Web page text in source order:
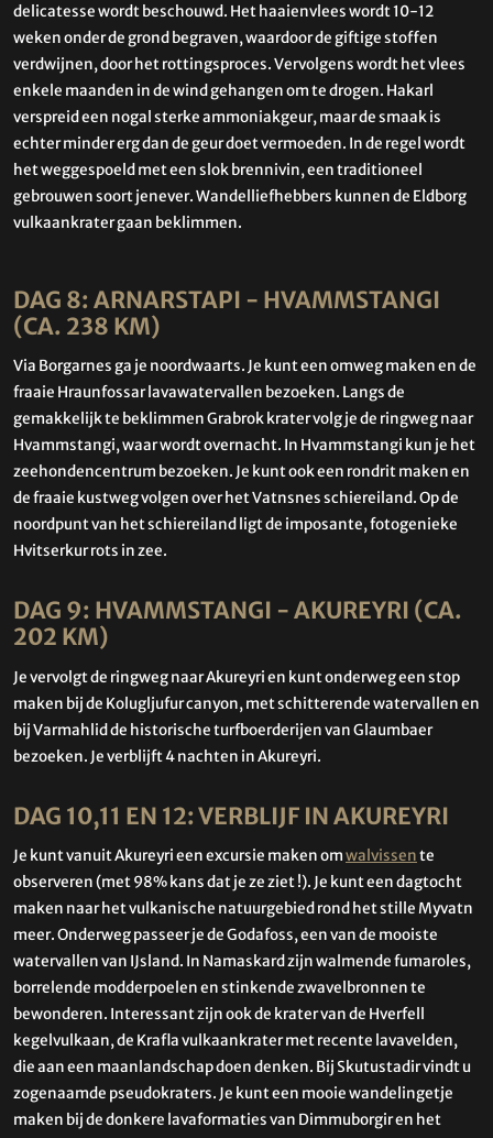
delicatesse wordt beschouwd. Het haaienvlees wordt 10-12
weken onder de grond begraven, waardoor de giftige stoffen
verdwijnen, door het rottingsproces. Vervolgens wordt het vlees
enkele maanden in de wind gehangen om te drogen. Hakarl
verspreid een nogal sterke ammoniakgeur, maar de smaak is
echter minder erg dan de geur doet vermoeden. In de regel wordt
het weggespoeld met een slok brennivin, een traditioneel
gebrouwen soort jenever. Wandelliefhebbers kunnen de Eldborg
vulkaankrater gaan beklimmen.
DAG 8: ARNARSTAPI - HVAMMSTANGI
(CA. 238 KM)
Via Borgarnes ga je noordwaarts. Je kunt een omweg maken en de
fraaie Hraunfossar lavawatervallen bezoeken. Langs de
gemakkelijk te beklimmen Grabrok krater volg je de ringweg naar
Hvammstangi, waar wordt overnacht. In Hvammstangi kun je het
zeehondencentrum bezoeken. Je kunt ook een rondrit maken en
de fraaie kustweg volgen over het Vatnsnes schiereiland. Op de
noordpunt van het schiereiland ligt de imposante, fotogenieke
Hvitserkur rots in zee.
DAG 9: HVAMMSTANGI - AKUREYRI (CA.
202 KM)
Je vervolgt de ringweg naar Akureyri en kunt onderweg een stop
maken bij de Kolugljufur canyon, met schitterende watervallen en
bij Varmahlid de historische turfboerderijen van Glaumbaer
bezoeken. Je verblijft 4 nachten in Akureyri.
DAG 10,11 EN 12: VERBLIJF IN AKUREYRI
Je kunt vanuit Akureyri een excursie maken omwalvissente
observeren (met 98% kans dat je ze ziet !). Je kunt een dagtocht
maken naar het vulkanische natuurgebied rond het stille Myvatn
meer. Onderweg passeer je de Godafoss, een van de mooiste
watervallen van IJsland. In Namaskard zijn walmende fumaroles,
borrelende modderpoelen en stinkende zwavelbronnen te
bewonderen. Interessant zijn ook de krater van de Hverfell
kegelvulkaan, de Krafla vulkaankrater met recente lavavelden,
die aan een maanlandschap doen denken. Bij Skutustadir vindt u
zogenaamde pseudokraters. Je kunt een mooie wandelingetje
maken bij de donkere lavaformaties van Dimmuborgir en het